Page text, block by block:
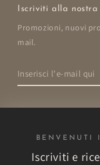
Iscriviti alla nostra
Promozioni, nuovi
mail.
Inserisci
l'e-
BENVENUTI
Iscriviti e